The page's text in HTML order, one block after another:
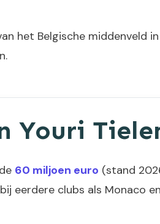
het Belgische middenveld
Youri
60 miljoen euro (stand
eerdere clubs als Monaco